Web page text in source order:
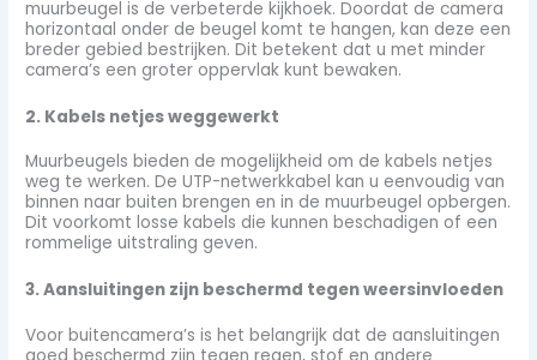
muurbeugel is de verbeterde kijkhoek. Doordat de camera
horizontaal onder de beugel komt te hangen, kan deze een
breder gebied bestrijken. Dit betekent dat u met minder
camera’s een groter oppervlak kunt bewaken.
2. Kabels netjes weggewerkt
Muurbeugels bieden de mogelijkheid om de kabels netjes
weg te werken. De UTP-netwerkkabel kan u eenvoudig van
binnen naar buiten brengen en in de muurbeugel opbergen.
Dit voorkomt losse kabels die kunnen beschadigen of een
rommelige uitstraling geven.
3. Aansluitingen zijn beschermd tegen weersinvloeden
Voor buitencamera’s is het belangrijk dat de aansluitingen